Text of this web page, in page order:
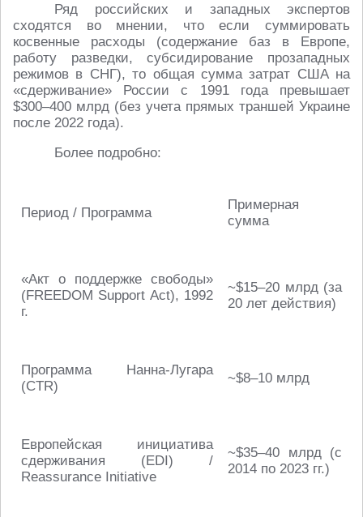
Ряд российских и западных экспертов
сходятся во мнении, что если суммировать
косвенные расходы (содержание баз в Европе,
работу разведки, субсидирование прозападных
режимов в СНГ), то общая сумма затрат США на
«сдерживание» России с 1991 года превышает
$300–400 млрд (без учета прямых траншей Украине
после 2022 года).
Более подробно:
Период / Программа
Примерная
сумма
«Акт о поддержке свободы»
(FREEDOM Support Act), 1992
г.
~$15–20 млрд (за
20 лет действия)
Программа Нанна-Лугара
(CTR)
~$8–10 млрд
Европейская инициатива
сдерживания (EDI) /
Reassurance Initiative
~$35–40 млрд (с
2014 по 2023 гг.)